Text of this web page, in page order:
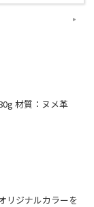
材質：ヌメ革
リジナルカラーを